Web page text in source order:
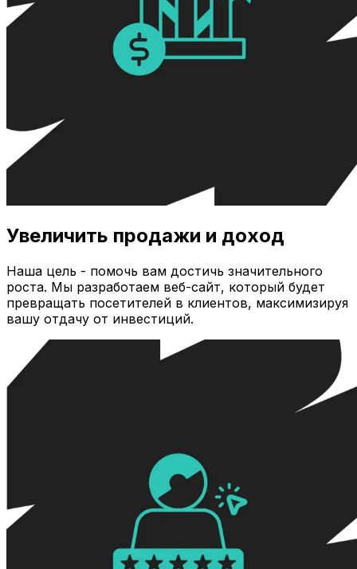
Увеличить продажи и доход
Наша цель - помочь вам достичь значительного
роста. Мы разработаем веб-сайт, который будет
превращать посетителей в клиентов, максимизируя
вашу отдачу от инвестиций.